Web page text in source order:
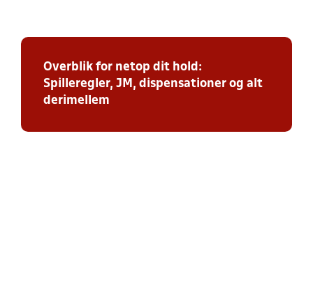
Overblik for netop dit hold:
Spilleregler, JM, dispensationer og alt
derimellem